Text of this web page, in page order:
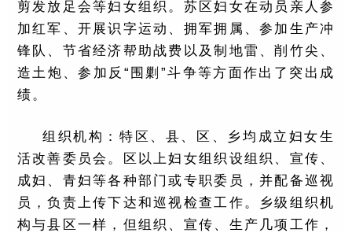
剪发放足会等妇女组织。苏区妇女在动员亲人参
加红军、开展识字运动、拥军拥属、参加生产冲
锋队、节省经济帮助战费以及制地雷、削竹尖、
造土炮、参加反“围剿”斗争等方面作出了突出成
绩。
组织机构：特区、县、区、乡均成立妇女生
活改善委员会。区以上妇女组织设组织、宣传、
成妇、青妇等各种部门或专职委员，并配备巡视
员，负责上传下达和巡视检查工作。乡级组织机
构与县区一样，但组织、宣传、生产几项工作，